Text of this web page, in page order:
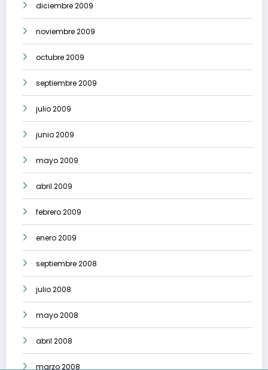
diciembre 2009
noviembre 2009
octubre 2009
septiembre 2009
julio 2009
junio 2009
mayo 2009
abril 2009
febrero 2009
enero 2009
septiembre 2008
julio 2008
mayo 2008
abril 2008
marzo 2008